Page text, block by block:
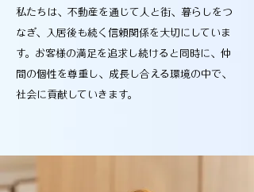
私たちは、不動産を通じて人と街、暮らしをつ
なぎ、入居後も続く信頼関係を大切にしていま
す。お客様の満足を追求し続けると同時に、仲
間の個性を尊重し、成長し合える環境の中で、
社会に貢献していきます。